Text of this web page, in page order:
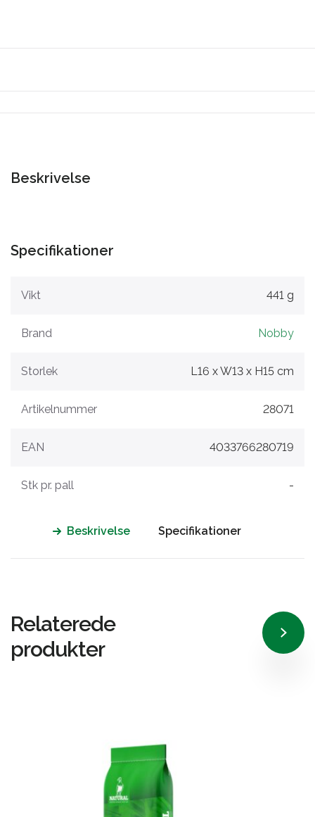
Beskrivelse
Specifikationer
Vikt 441 g
Brand Nobby
Storlek L16 x W13 x H15 cm
Artikelnummer 28071
EAN 4033766280719
Stk pr. pall -
Beskrivelse Specifikationer
Relaterede
produkter